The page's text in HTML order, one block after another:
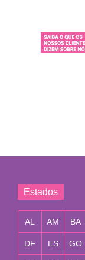
Estados
AL AM BA
DF ES GO